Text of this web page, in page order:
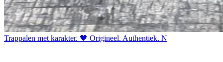
Trappalen met karakter. 🖤 Origineel. Authentiek. N